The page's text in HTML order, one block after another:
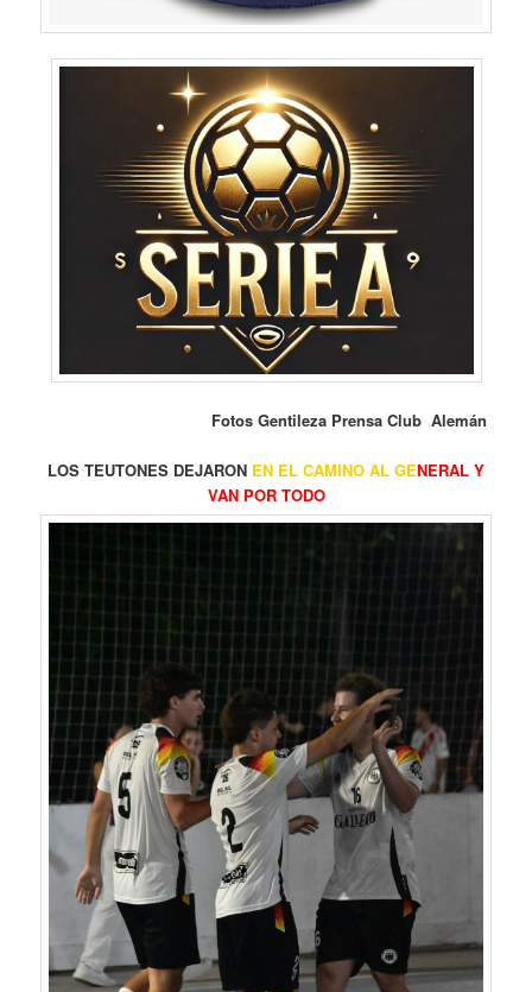
Fotos Gentileza Prensa Club Alemán
LOS TEUTONES DEJARON EN EL CAMINO AL GENERAL Y
VAN POR TODO